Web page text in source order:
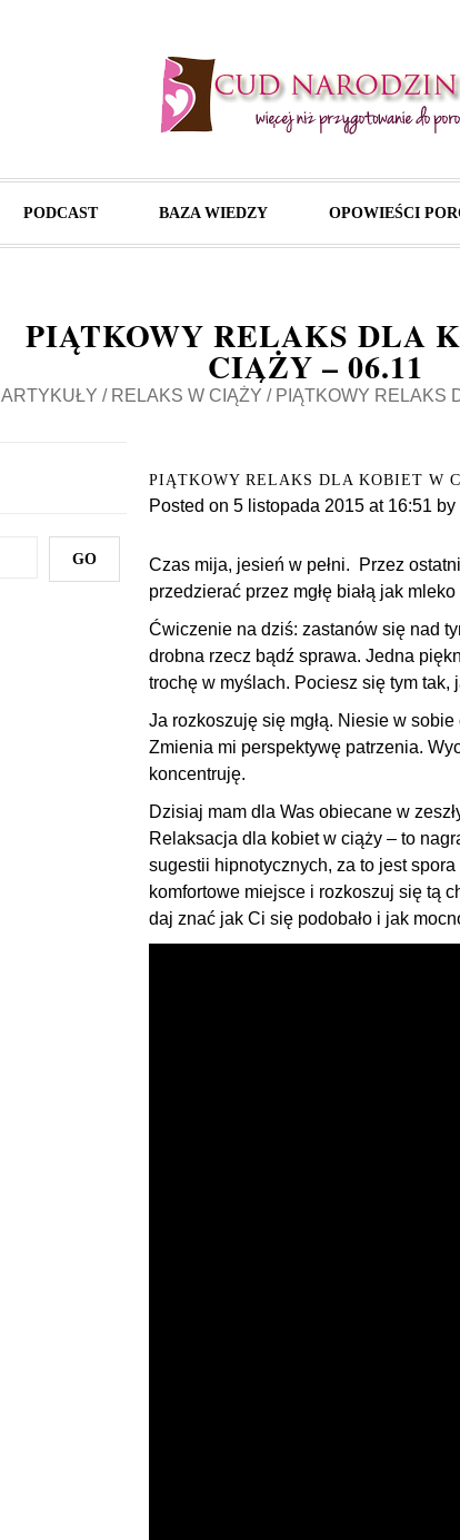
PODCAST BAZA WIEDZY OPOWIEŚCI
PIĄTKOWY RELAKS DLA
CIĄŻY – 06.11
ARTYKUŁY / RELAKS W CIĄŻY / PIĄTKOWY RELAKS
PIĄTKOWY RELAKS DLA KOBIET W
Posted on 5 listopada 2015 at 16:51 by
Czas mija, jesień w pełni. Przez
przedzierać przez mgłę białą jak
Ćwiczenie na dziś: zastanów się nad
drobna rzecz bądź sprawa. Jedna
trochę w myślach. Pociesz się tym
Ja rozkoszuję się mgłą. Niesie w
Zmienia mi perspektywę patrzenia.
koncentruję.
Dzisiaj mam dla Was obiecane w
Relaksacja dla kobiet w ciąży – to
sugestii hipnotycznych, za to jest
komfortowe miejsce i rozkoszuj się tą
daj znać jak Ci się podobało i jak